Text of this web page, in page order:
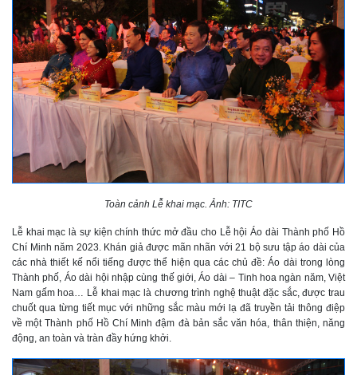
Toàn cảnh Lễ khai mạc. Ảnh: TITC
Lễ khai mạc là sự kiện chính thức mở đầu cho Lễ hội Áo dài Thành phố Hồ
Chí Minh năm 2023. Khán giả được mãn nhãn với 21 bộ sưu tập áo dài của
các nhà thiết kế nổi tiếng được thể hiện qua các chủ đề: Áo dài trong lòng
Thành phố, Áo dài hội nhập cùng thế giới, Áo dài – Tinh hoa ngàn năm, Việt
Nam gấm hoa… Lễ khai mạc là chương trình nghệ thuật đặc sắc, được trau
chuốt qua từng tiết mục với những sắc màu mới lạ đã truyền tải thông điệp
về một Thành phố Hồ Chí Minh đậm đà bản sắc văn hóa, thân thiện, năng
động, an toàn và tràn đầy hứng khởi.